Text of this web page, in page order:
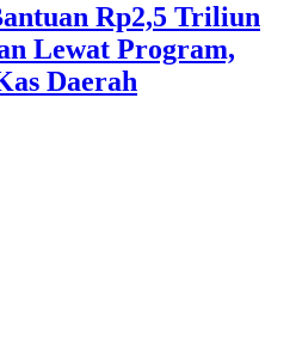
Rp2,5 Triliun
Lewat Program,
Daerah